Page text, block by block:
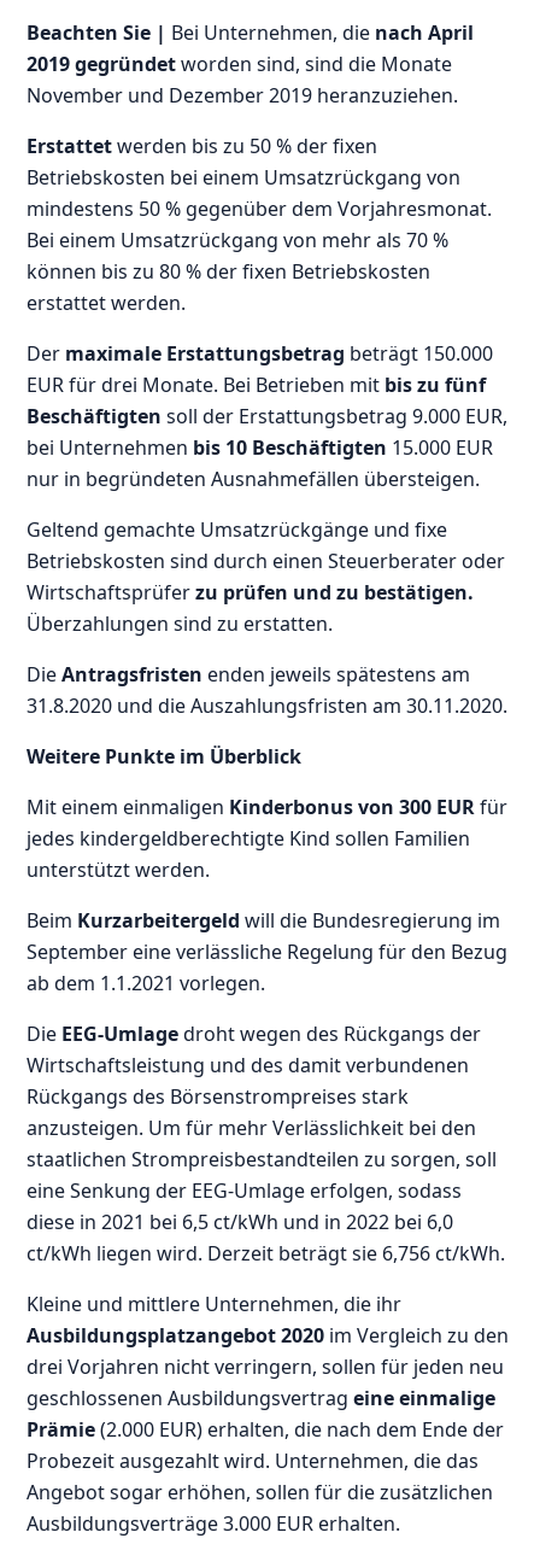
Beachten Sie | Bei Unternehmen, die nach April
2019 gegründetworden sind, sind die Monate
November und Dezember 2019 heranzuziehen.
Erstattetwerden bis zu 50 % der fixen
Betriebskosten bei einem Umsatzrückgang von
mindestens 50 % gegenüber dem Vorjahresmonat.
Bei einem Umsatzrückgang von mehr als 70 %
können bis zu 80 % der fixen Betriebskosten
erstattet werden.
Der maximale Erstattungsbetrag beträgt 150.000
EUR für drei Monate. Bei Betrieben mit bis zu fünf
Beschäftigten soll der Erstattungsbetrag 9.000 EUR,
bei Unternehmen bis 10 Beschäftigten 15.000 EUR
nur in begründeten Ausnahmefällen übersteigen.
Geltend gemachte Umsatzrückgänge und fixe
Betriebskosten sind durch einen Steuerberater oder
Wirtschaftsprüferzu prüfen und zu bestätigen.
Überzahlungen sind zu erstatten.
DieAntragsfristen enden jeweils spätestens am
31.8.2020 und die Auszahlungsfristen am 30.11.2020.
Weitere Punkte im Überblick
Mit einem einmaligen Kinderbonus von 300 EURfür
jedes kindergeldberechtigte Kind sollen Familien
unterstützt werden.
Beim Kurzarbeitergeld will die Bundesregierung im
September eine verlässliche Regelung für den Bezug
ab dem 1.1.2021 vorlegen.
Die EEG-Umlagedroht wegen des Rückgangs der
Wirtschaftsleistung und des damit verbundenen
Rückgangs des Börsenstrompreises stark
anzusteigen. Um für mehr Verlässlichkeit bei den
staatlichen Strompreisbestandteilen zu sorgen, soll
eine Senkung der EEG-Umlage erfolgen, sodass
diese in 2021 bei 6,5 ct/kWh und in 2022 bei 6,0
ct/kWh liegen wird. Derzeit beträgt sie 6,756 ct/kWh.
Kleine und mittlere Unternehmen, die ihr
Ausbildungsplatzangebot 2020 im Vergleich zu den
drei Vorjahren nicht verringern, sollen für jeden neu
geschlossenen Ausbildungsvertrageine einmalige
Prämie(2.000 EUR) erhalten, die nach dem Ende der
Probezeit ausgezahlt wird. Unternehmen, die das
Angebot sogar erhöhen, sollen für die zusätzlichen
Ausbildungsverträge 3.000 EUR erhalten.